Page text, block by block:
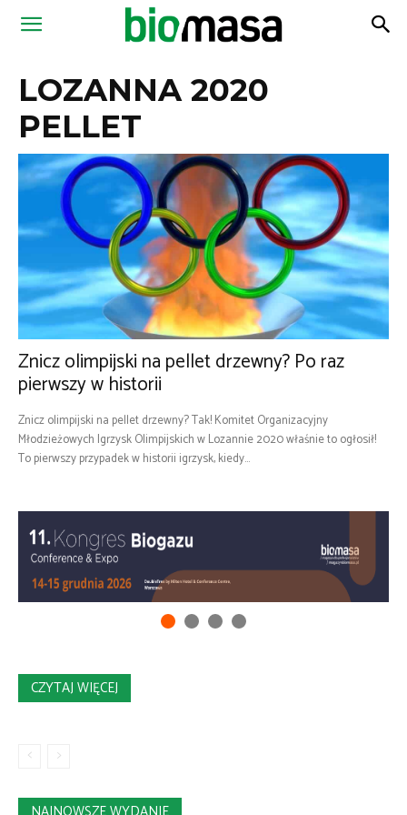
Magazyn
LOZANNA 2020
PELLET
Znicz olimpijski na pellet drzewny? Po raz
pierwszy w historii
Znicz olimpijski na pellet drzewny? Tak! Komitet Organizacyjny
Młodzieżowych Igrzysk Olimpijskich w Lozannie 2020 właśnie to ogłosił!
To pierwszy przypadek w historii igrzysk, kiedy...
CZYTAJ WIĘCEJ